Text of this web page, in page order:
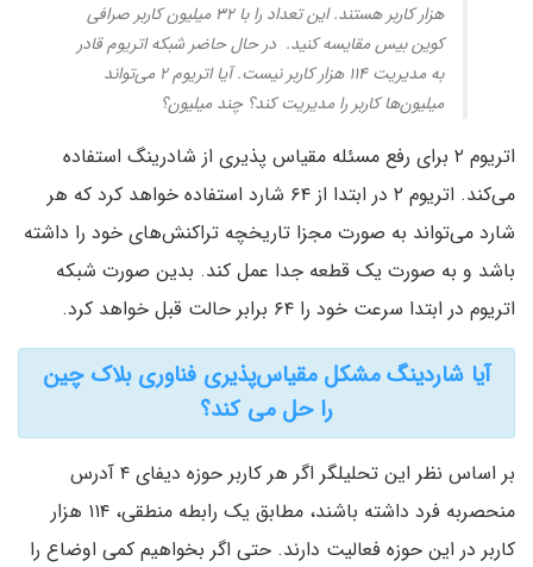
هزار کاربر هستند. این تعداد را با ۳۲ میلیون کاربر صرافی
کوین بیس مقایسه کنید. در حال حاضر شبکه اتریوم قادر
به مدیریت ۱۱۴ هزار کاربر نیست. آیا اتریوم ۲ می‌تواند
میلیون‌ها کاربر را مدیریت کند؟ چند میلیون؟
اتریوم ۲ برای رفع مسئله مقیاس پذیری از شادرینگ استفاده
می‌کند. اتریوم ۲ در ابتدا از ۶۴ شارد استفاده خواهد کرد که هر
شارد می‌تواند به صورت مجزا تاریخچه تراکنش‌های خود را داشته
باشد و به صورت یک قطعه جدا عمل کند. بدین صورت شبکه
اتریوم در ابتدا سرعت خود را ۶۴ برابر حالت قبل خواهد کرد.
آیا شاردینگ مشکل مقیاس‌پذیری فناوری بلاک چین
را حل می کند؟
بر اساس نظر این تحلیلگر اگر هر کاربر حوزه دیفای ۴ آدرس
منحصربه فرد داشته باشند، مطابق یک رابطه منطقی، ۱۱۴ هزار
کاربر در این حوزه فعالیت دارند. حتی اگر بخواهیم کمی اوضاع را